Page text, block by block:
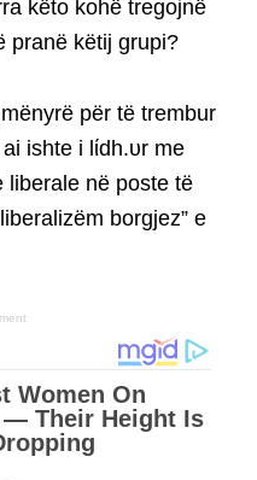
këto kohë tregojnë
pranë këtij grupi?
për të trembur
ishte i lίdh.υr me
liberale në poste të
borgjez” e